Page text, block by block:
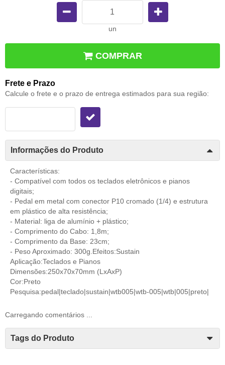
un
COMPRAR
Frete e Prazo
Calcule o frete e o prazo de entrega estimados para sua região:
Informações do Produto
Características:
- Compatível com todos os teclados eletrônicos e pianos
digitais;
- Pedal em metal com conector P10 cromado (1/4) e estrutura
em plástico de alta resistência;
- Material: liga de alumínio + plástico;
- Comprimento do Cabo: 1,8m;
- Comprimento da Base: 23cm;
- Peso Aproximado: 300g.Efeitos:Sustain
Aplicação:Teclados e Pianos
Dimensões:250x70x70mm (LxAxP)
Cor:Preto
Pesquisa:pedal|teclado|sustain|wtb005|wtb-005|wtb|005|preto|
Carregando comentários ...
Tags do Produto